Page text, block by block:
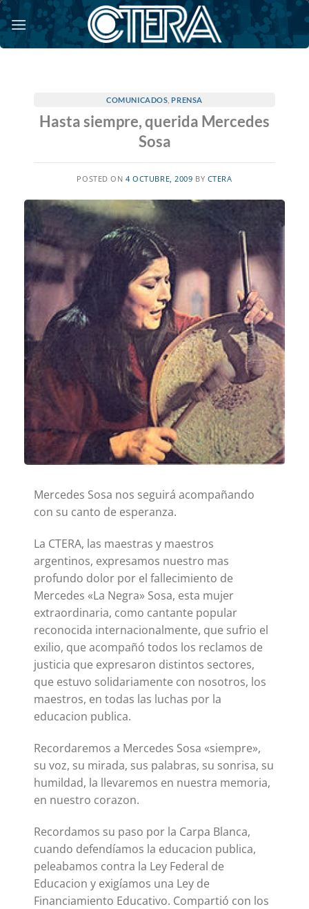
Saltar
al
contenido
COMUNICADOS ,PRENSA
Hasta siempre, querida Mercedes
Sosa
POSTED ON4 OCTUBRE, 2009 BY CTERA
Mercedes Sosa nos seguirá acompañando
con su canto de esperanza.
La CTERA, las maestras y maestros
argentinos, expresamos nuestro mas
profundo dolor por el fallecimiento de
Mercedes «La Negra» Sosa, esta mujer
extraordinaria, como cantante popular
reconocida internacionalmente, que sufrio el
exilio, que acompañó todos los reclamos de
justicia que expresaron distintos sectores,
que estuvo solidariamente con nosotros, los
maestros, en todas las luchas por la
educacion publica.
Recordaremos a Mercedes Sosa «siempre»,
su voz, su mirada, sus palabras, su sonrisa, su
humildad, la llevaremos en nuestra memoria,
en nuestro corazon.
Recordamos su paso por la Carpa Blanca,
cuando defendíamos la educacion publica,
peleabamos contra la Ley Federal de
Educacion y exigíamos una Ley de
Financiamiento Educativo. Compartió con los